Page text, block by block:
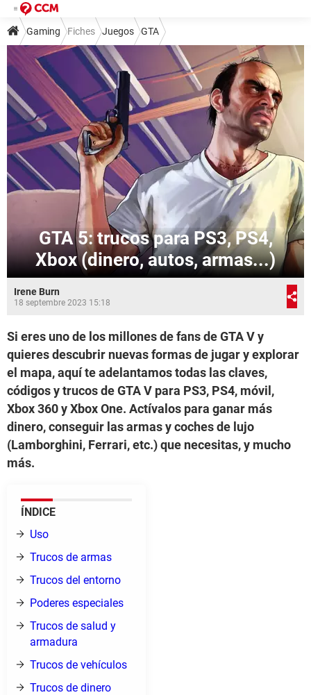
Gaming Fiches Juegos GTA
GTA 5: trucos para PS3, PS4,
Xbox (dinero, autos, armas...)
Irene Burn
18 septembre 2023 15:18
Si eres uno de los millones de fans de GTA V y
quieres descubrir nuevas formas de jugar y explorar
el mapa, aquí te adelantamos todas las claves,
códigos y trucos de GTA V para PS3, PS4, móvil,
Xbox 360 y Xbox One. Actívalos para ganar más
dinero, conseguir las armas y coches de lujo
(Lamborghini, Ferrari, etc.) que necesitas, y mucho
más.
ÍNDICE
Uso
Trucos de armas
Trucos del entorno
Poderes especiales
Trucos de salud y
armadura
Trucos de vehículos
Trucos de dinero